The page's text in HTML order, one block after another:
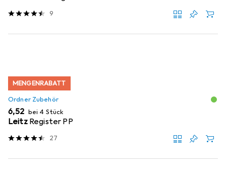
9
MENGENRABATT
Ordner Zubehör
EUR
6,52 bei 4 Stück
Leitz Register PP
27